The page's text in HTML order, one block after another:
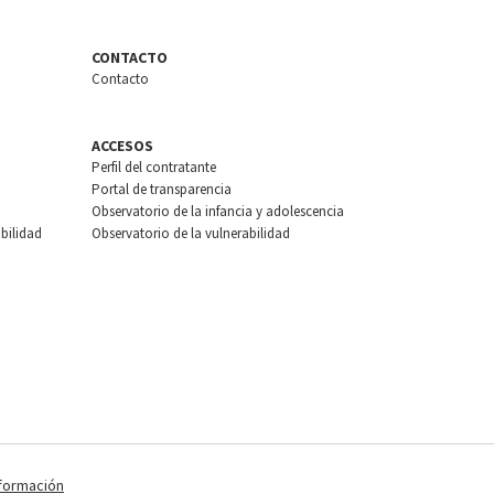
CONTACTO
Contacto
ACCESOS
Perfil del contratante
Portal de transparencia
Observatorio de la infancia y adolescencia
Observatorio de la vulnerabilidad